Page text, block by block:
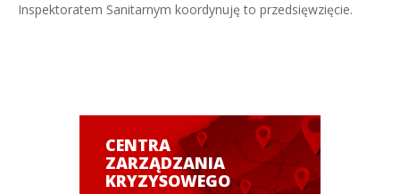
Inspektoratem Sanitarnym koordynuję to przedsięwzięcie.
CENTRA
ZARZĄDZANIA
KRYZYSOWEGO